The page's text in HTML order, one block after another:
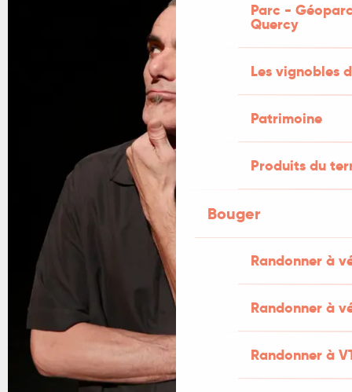
Parc -
Quercy
Les vignobles
Patrimoine
Produits du
Bouger
Randonner à
Randonner à
Randonner à